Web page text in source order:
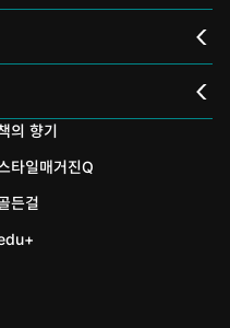
의 향기
타일매거진Q
든걸